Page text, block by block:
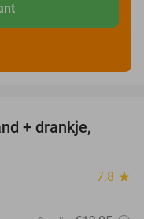
+ drankje,
7.8 star